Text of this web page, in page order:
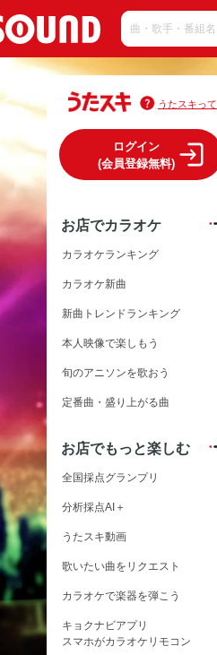
うたスキって
ログイン
(会員登録無料)
お店でカラオケ
カラオケランキング
カラオケ新曲
新曲トレンドランキング
本人映像で楽しもう
旬のアニソンを歌おう
定番曲・盛り上がる曲
お店でもっと楽しむ
全国採点グランプリ
分析採点AI＋
うたスキ動画
歌いたい曲をリクエスト
カラオケで楽器を弾こう
キョクナビアプリ
スマホがカラオケリモコン